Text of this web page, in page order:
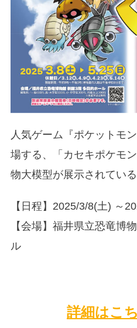
人気ゲーム『ポケットモ
場する、「カセキポケモ
物大模型が展示されている
【日程】2025/3/8(土) ～
【会場】福井県立恐竜博
ル
詳細はこ